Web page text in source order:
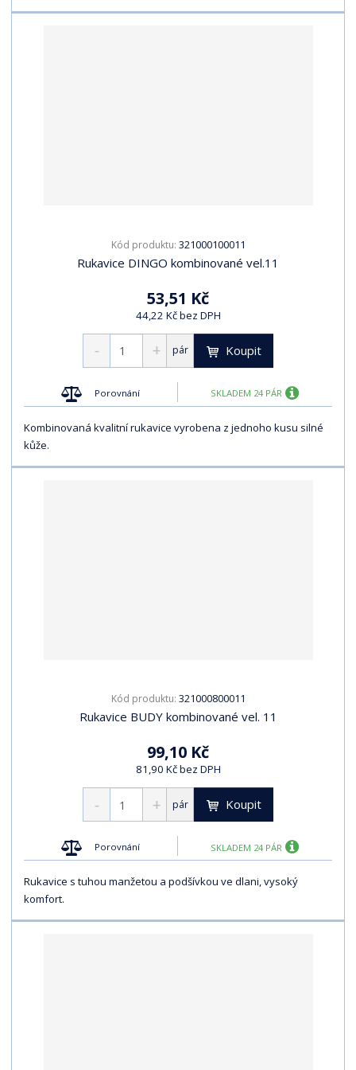
Kód produktu: 321000100011
Rukavice DINGO kombinované vel.11
53,51 Kč
44,22 Kč bez DPH
pár Koupit
Porovnání SKLADEM 24 PÁR
Kombinovaná kvalitní rukavice vyrobena z jednoho kusu silné
kůže.
Kód produktu: 321000800011
Rukavice BUDY kombinované vel. 11
99,10 Kč
81,90 Kč bez DPH
pár Koupit
Porovnání SKLADEM 24 PÁR
Rukavice s tuhou manžetou a podšívkou ve dlani, vysoký
komfort.